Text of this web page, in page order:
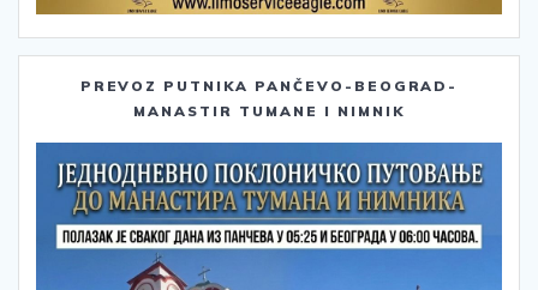
PREVOZ PUTNIKA PANČEVO-BEOGRAD-
MANASTIR TUMANE I NIMNIK